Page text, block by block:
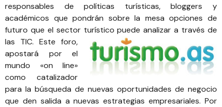
responsables de políticas turísticas, bloggers y
académicos que pondrán sobre la mesa opciones de
futuro que el sector turístico puede analizar a través de
las TIC. Este foro,
apostará por el
mundo «on line»
como catalizador
para la búsqueda de nuevas oportunidades de negocio
que den salida a nuevas estrategias empresariales. Por